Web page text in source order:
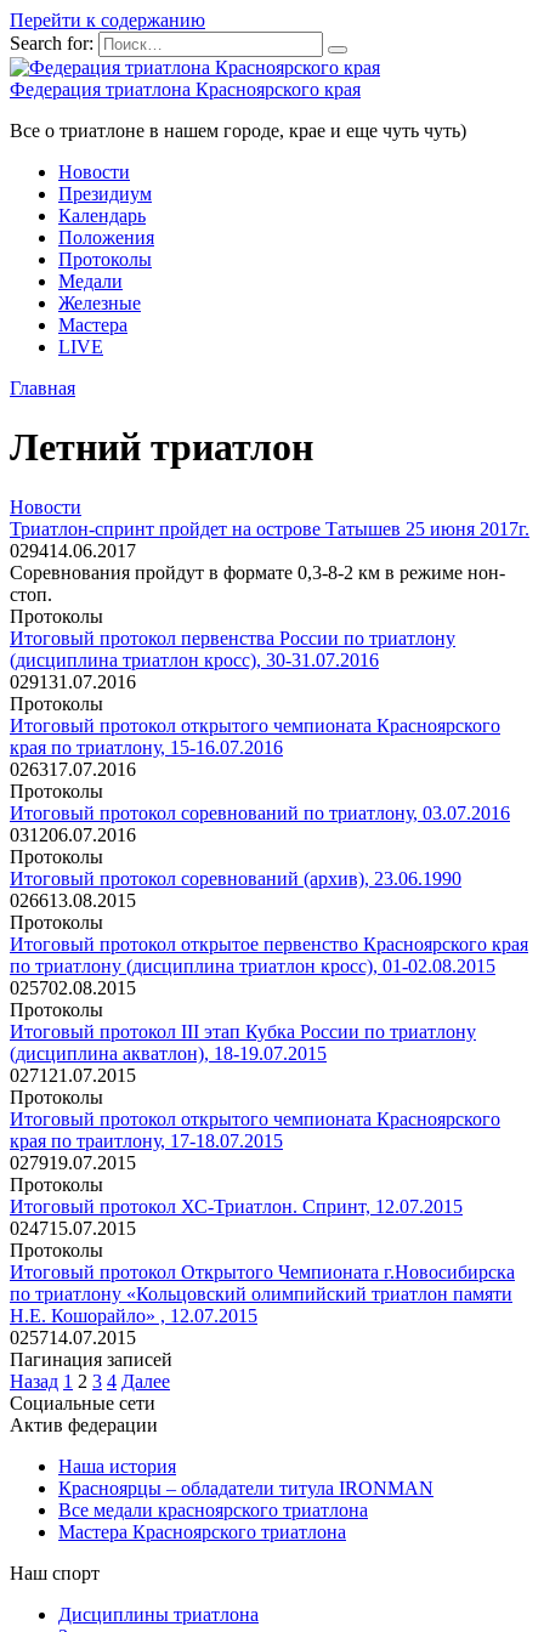
Перейти к содержанию
Search for:
Федерация триатлона Красноярского края
Все о триатлоне в нашем городе, крае и еще чуть чуть)
Новости
Президиум
Календарь
Положения
Протоколы
Медали
Железные
Мастера
LIVE
Главная
Летний триатлон
Новости
Триатлон-спринт пройдет на острове Татышев 25 июня 2017г.
029414.06.2017
Соревнования пройдут в формате 0,3-8-2 км в режиме нон-
стоп.
Протоколы
Итоговый протокол первенства России по триатлону
(дисциплина триатлон кросс), 30-31.07.2016
029131.07.2016
Протоколы
Итоговый протокол открытого чемпионата Красноярского
края по триатлону, 15-16.07.2016
026317.07.2016
Протоколы
Итоговый протокол соревнований по триатлону, 03.07.2016
031206.07.2016
Протоколы
Итоговый протокол соревнований (архив), 23.06.1990
026613.08.2015
Протоколы
Итоговый протокол открытое первенство Красноярского края
по триатлону (дисциплина триатлон кросс), 01-02.08.2015
025702.08.2015
Протоколы
Итоговый протокол III этап Кубка России по триатлону
(дисциплина акватлон), 18-19.07.2015
0271 21.07.2015
Протоколы
Итоговый протокол открытого чемпионата Красноярского
края по траитлону, 17-18.07.2015
027919.07.2015
Протоколы
Итоговый протокол ХС-Триатлон. Спринт, 12.07.2015
024715.07.2015
Протоколы
Итоговый протокол Открытого Чемпионата г.Новосибирска
по триатлону «Кольцовский олимпийский триатлон памяти
Н.Е. Кошорайло» , 12.07.2015
025714.07.2015
Пагинация записей
Назад 1 2 3 4 Далее
Социальные сети
Актив федерации
Наша история
Красноярцы – обладатели титула IRONMAN
Все медали красноярского триатлона
Мастера Красноярского триатлона
Наш спорт
Дисциплины триатлона